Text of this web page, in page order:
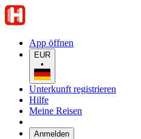
App öffnen
EUR
•
Unterkunft registrieren
Hilfe
Meine Reisen
Anmelden